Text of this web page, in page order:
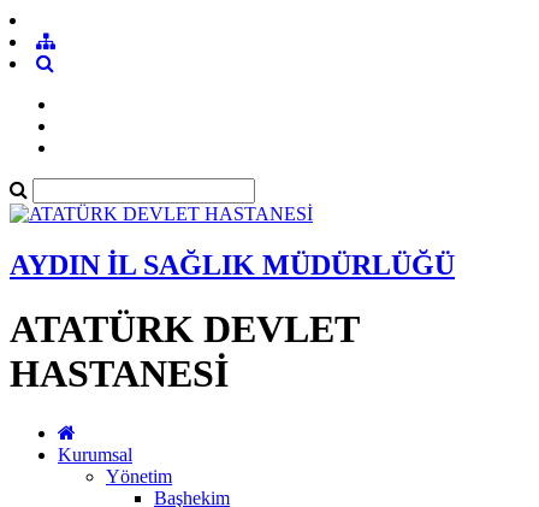
AYDIN İL SAĞLIK MÜDÜRLÜĞÜ
ATATÜRK DEVLET
HASTANESİ
Kurumsal
Yönetim
Başhekim